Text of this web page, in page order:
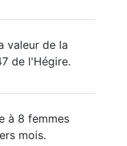
valeur de la
de l'Hégire.
à 8 femmes
mois.